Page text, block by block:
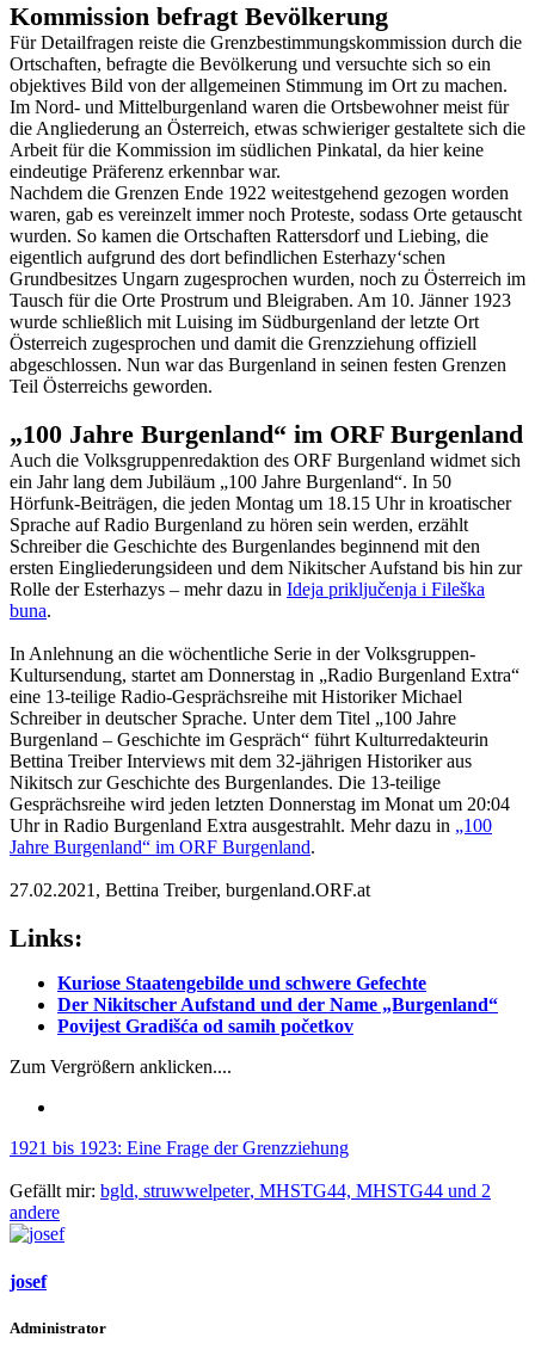
Kommission befragt Bevölkerung
Für Detailfragen reiste die Grenzbestimmungskommission durch die
Ortschaften, befragte die Bevölkerung und versuchte sich so ein
objektives Bild von der allgemeinen Stimmung im Ort zu machen.
Im Nord- und Mittelburgenland waren die Ortsbewohner meist für
die Angliederung an Österreich, etwas schwieriger gestaltete sich die
Arbeit für die Kommission im südlichen Pinkatal, da hier keine
eindeutige Präferenz erkennbar war.
Nachdem die Grenzen Ende 1922 weitestgehend gezogen worden
waren, gab es vereinzelt immer noch Proteste, sodass Orte getauscht
wurden. So kamen die Ortschaften Rattersdorf und Liebing, die
eigentlich aufgrund des dort befindlichen Esterhazy‘schen
Grundbesitzes Ungarn zugesprochen wurden, noch zu Österreich im
Tausch für die Orte Prostrum und Bleigraben. Am 10. Jänner 1923
wurde schließlich mit Luising im Südburgenland der letzte Ort
Österreich zugesprochen und damit die Grenzziehung offiziell
abgeschlossen. Nun war das Burgenland in seinen festen Grenzen
Teil Österreichs geworden.
„100 Jahre Burgenland“ im ORF Burgenland
Auch die Volksgruppenredaktion des ORF Burgenland widmet sich
ein Jahr lang dem Jubiläum „100 Jahre Burgenland“. In 50
Hörfunk-Beiträgen, die jeden Montag um 18.15 Uhr in kroatischer
Sprache auf Radio Burgenland zu hören sein werden, erzählt
Schreiber die Geschichte des Burgenlandes beginnend mit den
ersten Eingliederungsideen und dem Nikitscher Aufstand bis hin zur
Rolle der Esterhazys – mehr dazu in Ideja priključenja i Fileška
buna.
In Anlehnung an die wöchentliche Serie in der Volksgruppen-
Kultursendung, startet am Donnerstag in „Radio Burgenland Extra“
eine 13-teilige Radio-Gesprächsreihe mit Historiker Michael
Schreiber in deutscher Sprache. Unter dem Titel „100 Jahre
Burgenland – Geschichte im Gespräch“ führt Kulturredakteurin
Bettina Treiber Interviews mit dem 32-jährigen Historiker aus
Nikitsch zur Geschichte des Burgenlandes. Die 13-teilige
Gesprächsreihe wird jeden letzten Donnerstag im Monat um 20:04
Uhr in Radio Burgenland Extra ausgestrahlt. Mehr dazu in „100
Jahre Burgenland“ im ORF Burgenland.
27.02.2021, Bettina Treiber, burgenland.ORF.at
Links:
Kuriose Staatengebilde und schwere Gefechte
Der Nikitscher Aufstand und der Name „Burgenland“
Povijest Gradišća od samih početkov
Zum Vergrößern anklicken....
1921 bis 1923: Eine Frage der Grenzziehung
Gefällt mir: bgld, struwwelpeter, MHSTG44, MHSTG44 und 2
andere
josef
Administrator